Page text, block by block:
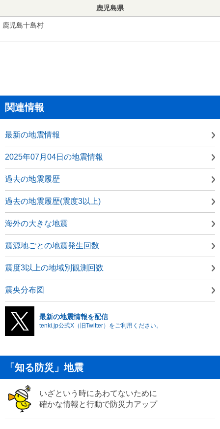
鹿児島県
鹿児島十島村
関連情報
最新の地震情報
2025年07月04日の地震情報
過去の地震履歴
過去の地震履歴(震度3以上)
海外の大きな地震
震源地ごとの地震発生回数
震度3以上の地域別観測回数
震央分布図
最新の地震情報を配信
tenki.jp公式X（旧Twitter）をご利用ください。
「知る防災」地震
いざという時にあわてないために
確かな情報と行動で防災力アップ